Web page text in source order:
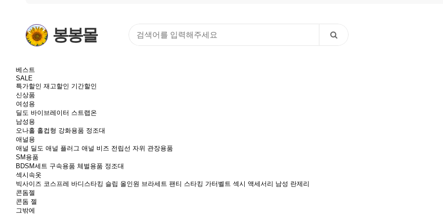
봉봉몰
베스트
SALE
특가할인 재고할인 기간할인
신상품
여성용
딜도 바이브레이터 스트랩온
남성용
오나홀 홀컵형 강화용품 정조대
애널용
애널 딜도 애널 플러그 애널 비즈 전립선 자위 관장용품
SM용품
BDSM세트 구속용품 체벌용품 정조대
섹시속옷
빅사이즈 코스프레 바디스타킹 슬립 올인원 브라세트 팬티 스타킹 가터벨트 섹시 액세서리 남성 란제리
콘돔젤
콘돔 젤
그밖에